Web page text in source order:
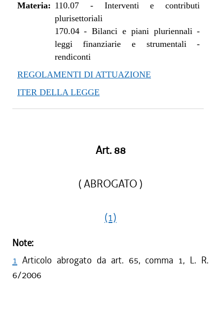
Materia: 110.07- Interventi e contributi
plurisettoriali
170.04-Bilanci e piani pluriennali -
leggi finanziarie e strumentali -
rendiconti
REGOLAMENTI DI ATTUAZIONE
ITER DELLA LEGGE
Art. 88
( ABROGATO )
(1)
Note:
1 Articolo abrogato da art. 65, comma 1, L. R.
6/2006